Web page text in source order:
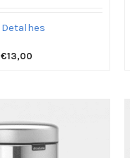
Detalhes
€13,00